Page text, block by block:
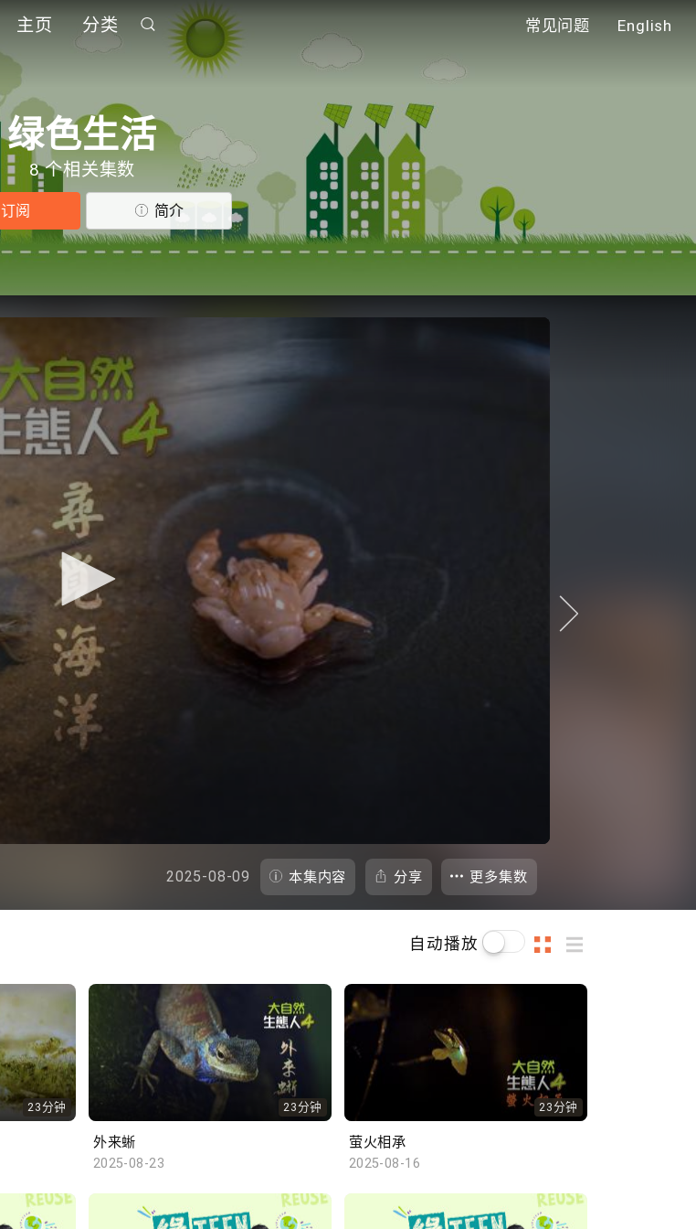
主页 分类 常见问题 English
绿色生活
8 个相关集数
订阅 简介
2025-08-09 本集内容 分享 更多集数
自动播放
23分钟 23分钟
外来蜥
2025-08-23
23分钟
萤火相承
2025-08-16